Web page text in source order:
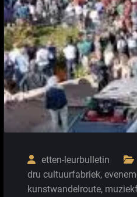
etten-leurbulletin
dru cultuurfabriek,
kunstwandelroute,